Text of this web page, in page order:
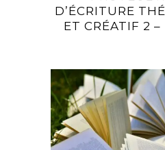
D’ÉCRITURE
ET CRÉATIF 2 –